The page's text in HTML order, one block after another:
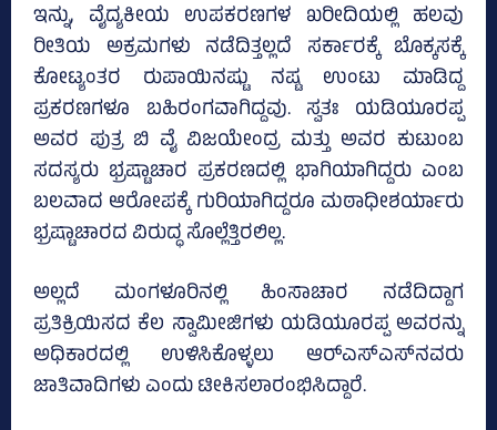
ಇನ್ನು, ವೈದ್ಯಕೀಯ ಉಪಕರಣಗಳ ಖರೀದಿಯಲ್ಲಿ ಹಲವು
ರೀತಿಯ ಅಕ್ರಮಗಳು ನಡೆದಿತ್ತಲ್ಲದೆ ಸರ್ಕಾರಕ್ಕೆ ಬೊಕ್ಕಸಕ್ಕೆ
ಕೋಟ್ಯಂತರ ರುಪಾಯಿನಷ್ಟು ನಷ್ಟ ಉಂಟು ಮಾಡಿದ್ದ
ಪ್ರಕರಣಗಳೂ ಬಹಿರಂಗವಾಗಿದ್ದವು. ಸ್ವತಃ ಯಡಿಯೂರಪ್ಪ
ಅವರ ಪುತ್ರ ಬಿ ವೈ ವಿಜಯೇಂದ್ರ ಮತ್ತು ಅವರ ಕುಟುಂಬ
ಸದಸ್ಯರು ಭ್ರಷ್ಟಾಚಾರ ಪ್ರಕರಣದಲ್ಲಿ ಭಾಗಿಯಾಗಿದ್ದರು ಎಂಬ
ಬಲವಾದ ಆರೋಪಕ್ಕೆ ಗುರಿಯಾಗಿದ್ದರೂ ಮಠಾಧೀಶರ್ಯಾರು
ಭ್ರಷ್ಟಾಚಾರದ ವಿರುದ್ಧ ಸೊಲ್ಲೆತ್ತಿರಲಿಲ್ಲ.
ಅಲ್ಲದೆ ಮಂಗಳೂರಿನಲ್ಲಿ ಹಿಂಸಾಚಾರ ನಡೆದಿದ್ದಾಗ
ಪ್ರತಿಕ್ರಿಯಿಸದ ಕೆಲ ಸ್ವಾಮೀಜಿಗಳು ಯಡಿಯೂರಪ್ಪ ಅವರನ್ನು
ಅಧಿಕಾರದಲ್ಲಿ ಉಳಿಸಿಕೊಳ್ಳಲು ಆರ್‌ಎಸ್‌ಎಸ್‌ನವರು
ಜಾತಿವಾದಿಗಳು ಎಂದು ಟೀಕಿಸಲಾರಂಭಿಸಿದ್ದಾರೆ.